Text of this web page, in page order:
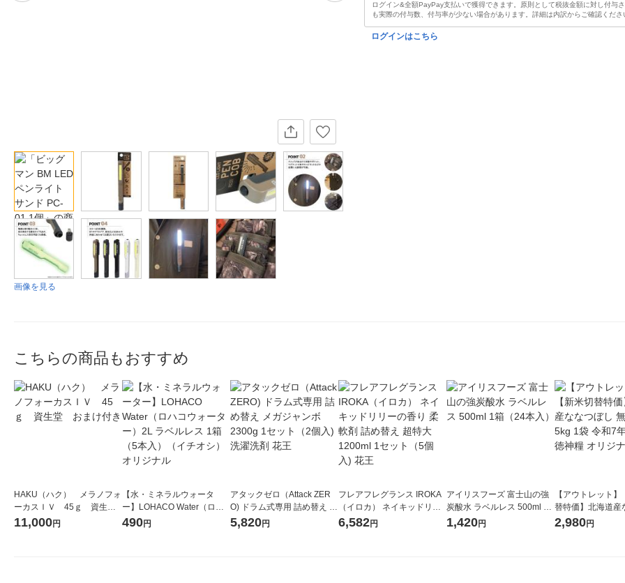
画像を見る
ログイン&全額PayPay支払いで獲得できます。原則として税抜金額に対し付与
も実際の付与数、付与率が少ない場合があります。詳細は内訳からご確認くださ
ログインはこちら
こちらの商品もおすすめ
HAKU（ハク） メラノフォ
ーカスＩＶ 45ｇ 資生
堂 おまけ付き
11,000円
【水・ミネラルウォータ
ー】LOHACO Water（ロハ
コウォーター）2L ラベルレ
490円
アタックゼロ（Attack ZER
O) ドラム式専用 詰め替え メ
ガジャンボ 2300g 1セット
（2個入) 洗濯洗剤 花王
5,820円
フレアフレグランス IROKA
（イロカ） ネイキッドリリ
ーの香り 柔軟剤 詰め替え 超
特大 1200ml 1セット（5個
6,582円
アイリスフーズ 富士山の強
炭酸水 ラベルレス 500ml 1
箱（24本入）
1,420円
【アウトレット】
替特価】北海道産
し 無洗米 5kg 1袋
米 木徳神糧 オリジ
2,980円